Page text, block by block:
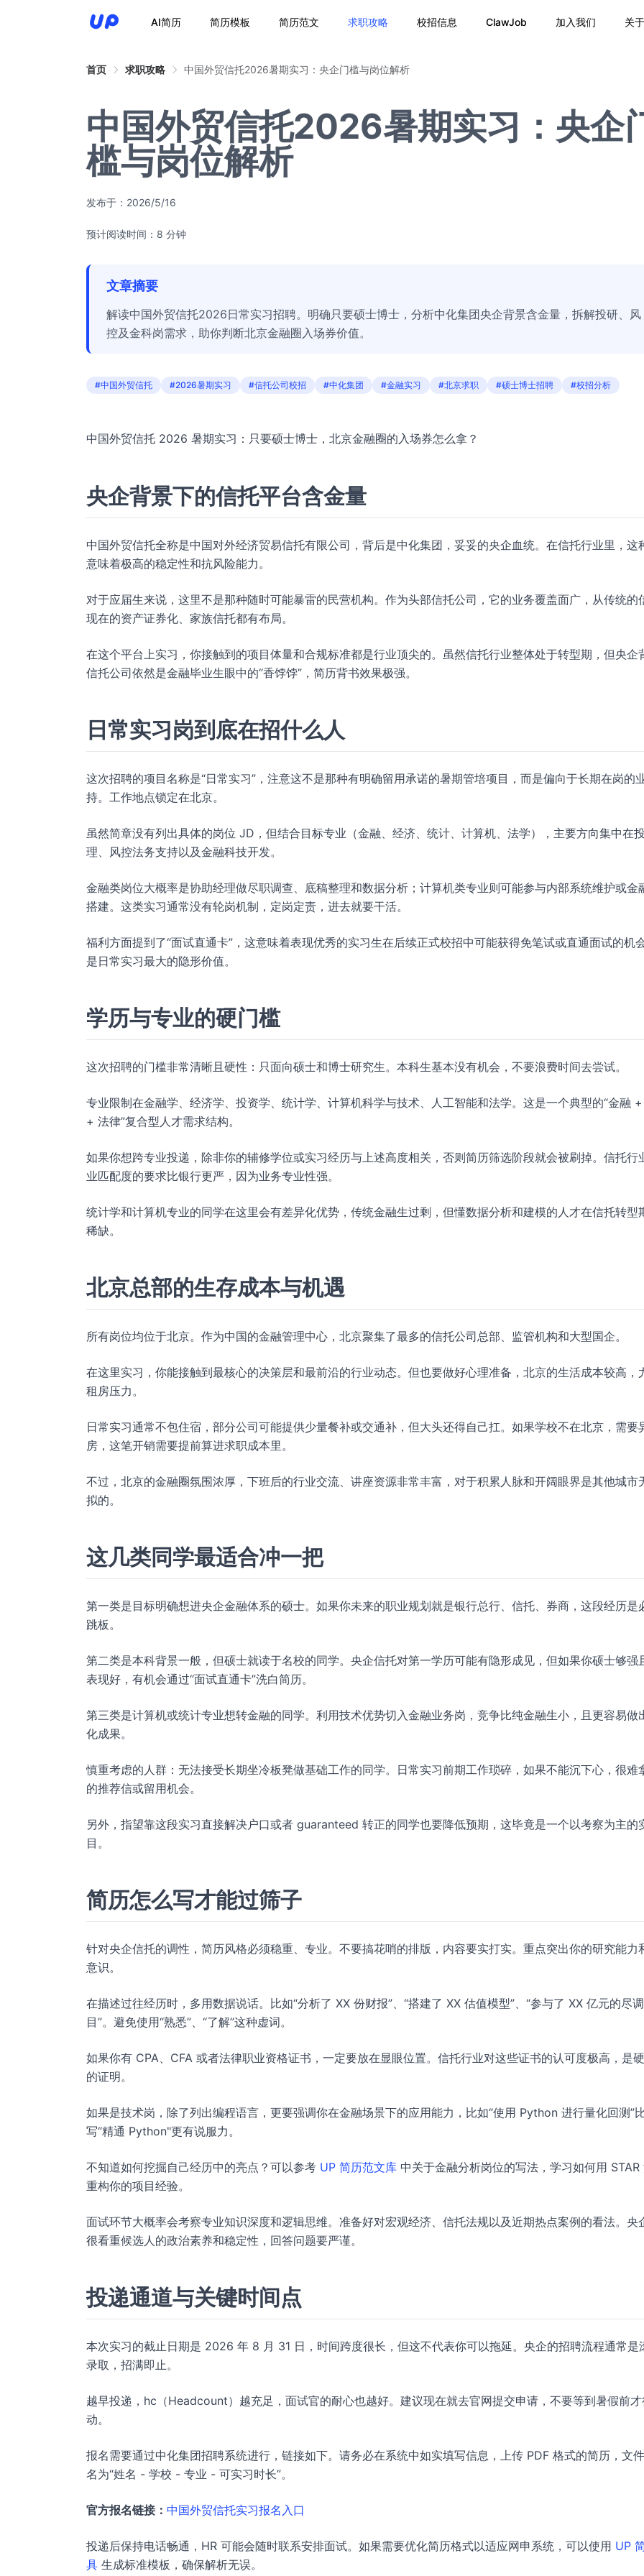
AI简历 简历模板 简历范文 求职攻略 校招信息 ClawJob 加入我们 关
首页 求职攻略 中国外贸信托2026暑期实习：央企门槛与岗位解析
中国外贸信托2026暑期实习：央企
槛与岗位解析
发布于： 2026/5/16
预计阅读时间：8 分钟
文章摘要
解读中国外贸信托2026日常实习招聘。明确只要硕士博士，分析中化集团央企背景含金量，拆解投研、风
控及金科岗需求，助你判断北京金融圈入场券价值。
#中国外贸信托 #2026暑期实习 #信托公司校招 #中化集团 #金融实习 #北京求职 #硕士博士招聘 #校招分析
中国外贸信托 2026 暑期实习：只要硕士博士，北京金融圈的入场券怎么拿？
央企背景下的信托平台含金量
中国外贸信托全称是中国对外经济贸易信托有限公司，背后是中化集团，妥妥的央企血统。在信托行业里，这
意味着极高的稳定性和抗风险能力。
对于应届生来说，这里不是那种随时可能暴雷的民营机构。作为头部信托公司，它的业务覆盖面广，从传统的
现在的资产证券化、家族信托都有布局。
在这个平台上实习，你接触到的项目体量和合规标准都是行业顶尖的。虽然信托行业整体处于转型期，但央企
信托公司依然是金融毕业生眼中的“香饽饽”，简历背书效果极强。
日常实习岗到底在招什么人
这次招聘的项目名称是“日常实习”，注意这不是那种有明确留用承诺的暑期管培项目，而是偏向于长期在岗的
持。工作地点锁定在北京。
虽然简章没有列出具体的岗位 JD，但结合目标专业（金融、经济、统计、计算机、法学），主要方向集中在
理、风控法务支持以及金融科技开发。
金融类岗位大概率是协助经理做尽职调查、底稿整理和数据分析；计算机类专业则可能参与内部系统维护或金
搭建。这类实习通常没有轮岗机制，定岗定责，进去就要干活。
福利方面提到了“面试直通卡”，这意味着表现优秀的实习生在后续正式校招中可能获得免笔试或直通面试的机
是日常实习最大的隐形价值。
学历与专业的硬门槛
这次招聘的门槛非常清晰且硬性：只面向硕士和博士研究生。本科生基本没有机会，不要浪费时间去尝试。
专业限制在金融学、经济学、投资学、统计学、计算机科学与技术、人工智能和法学。这是一个典型的“金融
+ 法律”复合型人才需求结构。
如果你想跨专业投递，除非你的辅修学位或实习经历与上述高度相关，否则简历筛选阶段就会被刷掉。信托行
业匹配度的要求比银行更严，因为业务专业性强。
统计学和计算机专业的同学在这里会有差异化优势，传统金融生过剩，但懂数据分析和建模的人才在信托转型
稀缺。
北京总部的生存成本与机遇
所有岗位均位于北京。作为中国的金融管理中心，北京聚集了最多的信托公司总部、监管机构和大型国企。
在这里实习，你能接触到最核心的决策层和最前沿的行业动态。但也要做好心理准备，北京的生活成本较高，
租房压力。
日常实习通常不包住宿，部分公司可能提供少量餐补或交通补，但大头还得自己扛。如果学校不在北京，需要
房，这笔开销需要提前算进求职成本里。
不过，北京的金融圈氛围浓厚，下班后的行业交流、讲座资源非常丰富，对于积累人脉和开阔眼界是其他城市
拟的。
这几类同学最适合冲一把
第一类是目标明确想进央企金融体系的硕士。如果你未来的职业规划就是银行总行、信托、券商，这段经历是
跳板。
第二类是本科背景一般，但硕士就读于名校的同学。央企信托对第一学历可能有隐形成见，但如果你硕士够强
表现好，有机会通过“面试直通卡”洗白简历。
第三类是计算机或统计专业想转金融的同学。利用技术优势切入金融业务岗，竞争比纯金融生小，且更容易做
化成果。
慎重考虑的人群：无法接受长期坐冷板凳做基础工作的同学。日常实习前期工作琐碎，如果不能沉下心，很难
的推荐信或留用机会。
另外，指望靠这段实习直接解决户口或者 guaranteed 转正的同学也要降低预期，这毕竟是一个以考察为主的
目。
简历怎么写才能过筛子
针对央企信托的调性，简历风格必须稳重、专业。不要搞花哨的排版，内容要实打实。重点突出你的研究能力
意识。
在描述过往经历时，多用数据说话。比如“分析了 XX 份财报”、“搭建了 XX 估值模型”、“参与了 XX 亿元的尽
目”。避免使用“熟悉”、“了解”这种虚词。
如果你有 CPA、CFA 或者法律职业资格证书，一定要放在显眼位置。信托行业对这些证书的认可度极高，是
的证明。
如果是技术岗，除了列出编程语言，更要强调你在金融场景下的应用能力，比如“使用 Python 进行量化回测”
写“精通 Python"更有说服力。
不知道如何挖掘自己经历中的亮点？可以参考 UP 简历范文库 中关于金融分析岗位的写法，学习如何用 STAR
重构你的项目经验。
面试环节大概率会考察专业知识深度和逻辑思维。准备好对宏观经济、信托法规以及近期热点案例的看法。央
很看重候选人的政治素养和稳定性，回答问题要严谨。
投递通道与关键时间点
本次实习的截止日期是 2026 年 8 月 31 日，时间跨度很长，但这不代表你可以拖延。央企的招聘流程通常是
录取，招满即止。
越早投递，hc（Headcount）越充足，面试官的耐心也越好。建议现在就去官网提交申请，不要等到暑假前
动。
报名需要通过中化集团招聘系统进行，链接如下。请务必在系统中如实填写信息，上传 PDF 格式的简历，文
名为“姓名 - 学校 - 专业 - 可实习时长”。
官方报名链接： 中国外贸信托实习报名入口
投递后保持电话畅通，HR 可能会随时联系安排面试。如果需要优化简历格式以适应网申系统，可以使用 UP
具 生成标准模板，确保解析无误。